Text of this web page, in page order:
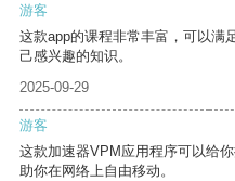
游客
这款app的课程非常丰富，可以满
己感兴趣的知识。
2025-09-29
游客
这款加速器VPM应用程序可以给
助你在网络上自由移动。